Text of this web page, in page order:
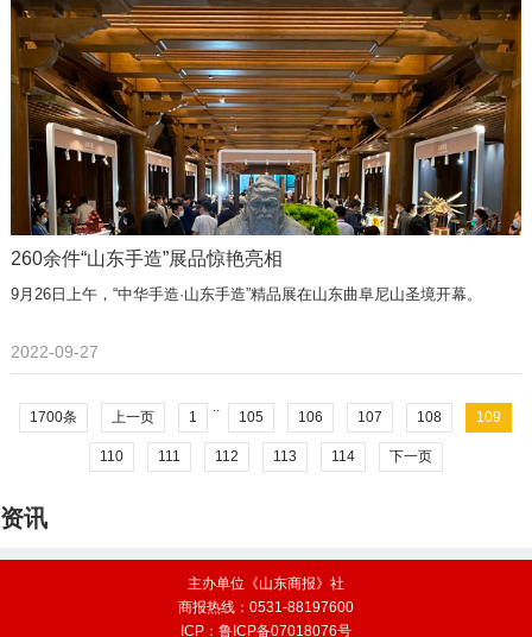
260余件“山东手造”展品惊艳亮相
9月26日上午，“中华手造·山东手造”精品展在山东曲阜尼山圣境开幕。
2022-09-27
1700条 上一页 1
..
105 106 107 108 109
110 111 112 113 114 下一页
资讯
主办单位《山东商报》社
商报热线：0531-88197600
ICP：鲁ICP备07018076号